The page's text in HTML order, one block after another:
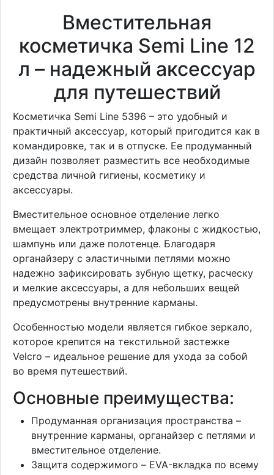
Вместительная
косметичка Semi Line 12
л – надежный аксессуар
для путешествий
Косметичка Semi Line 5396 – это удобный и
практичный аксессуар, который пригодится как в
командировке, так и в отпуске. Ее продуманный
дизайн позволяет разместить все необходимые
средства личной гигиены, косметику и
аксессуары.
Вместительное основное отделение легко
вмещает электротриммер, флаконы с жидкостью,
шампунь или даже полотенце. Благодаря
органайзеру с эластичными петлями можно
надежно зафиксировать зубную щетку, расческу
и мелкие аксессуары, а для небольших вещей
предусмотрены внутренние карманы.
Особенностью модели является гибкое зеркало,
которое крепится на текстильной застежке
Velcro – идеальное решение для ухода за собой
во время путешествий.
Основные преимущества:
Продуманная организация пространства –
внутренние карманы, органайзер с петлями и
вместительное отделение.
Защита содержимого – EVA-вкладка по всему